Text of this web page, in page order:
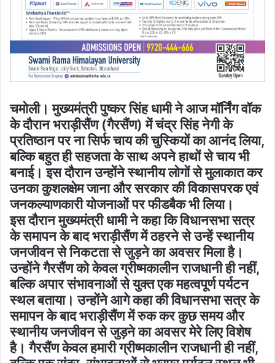
चमोली। मुख्यमंत्री पुष्कर सिंह धामी ने आज मॉर्निंग वॉक
के दौरान भराड़ीसैंण (गैरसैंण) में चंद्र सिंह नेगी के
प्रतिष्ठान पर ना सिर्फ चाय की चुस्कियों का आनंद लिया,
बल्कि बहुत ही सहजता के साथ अपने हाथों से चाय भी
बनाई। इस दौरान उन्होंने स्थानीय लोगों से मुलाकात कर
उनका कुशलक्षेम जाना और सरकार की विकासपरक एवं
जनकल्याणकारी योजनाओं पर फीडबैक भी लिया।
इस दौरान मुख्यमंत्री धामी ने कहा कि विधानसभा सत्र
के समापन के बाद भराड़ीसैंण में ठहरने से उन्हें स्थानीय
जनजीवन से निकटता से जुड़ने का अवसर मिला है।
उन्होंने गैरसैंण को केवल ग्रीष्मकालीन राजधानी ही नहीं,
बल्कि अपार संभावनाओं से युक्त एक महत्वपूर्ण पर्यटन
स्थल बताया। उन्होंने आगे कहा की विधानसभा सत्र के
समापन के बाद भराड़ीसैंण में रुक कर कुछ समय और
स्थानीय जनजीवन से जुड़ने का अवसर मेरे लिए विशेष
है। गैरसैंण केवल हमारी ग्रीष्मकालीन राजधानी ही नहीं,